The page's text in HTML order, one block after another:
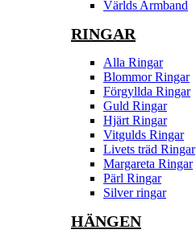
Världs Armband
RINGAR
Alla Ringar
Blommor Ringar
Förgyllda Ringar
Guld Ringar
Hjärt Ringar
Vitgulds Ringar
Livets träd Ringar
Margareta Ringar
Pärl Ringar
Silver ringar
HÄNGEN